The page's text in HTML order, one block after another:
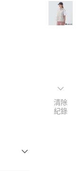
清除
紀錄